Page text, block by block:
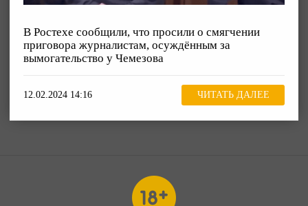
В Ростехе сообщили, что просили о смягчении
приговора журналистам, осуждённым за
вымогательство у Чемезова
12.02.2024 14:16 ЧИТАТЬ ДАЛЕЕ